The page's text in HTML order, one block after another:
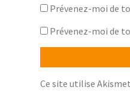
Prévenez-moi de
Prévenez-moi de
Ce site utilise